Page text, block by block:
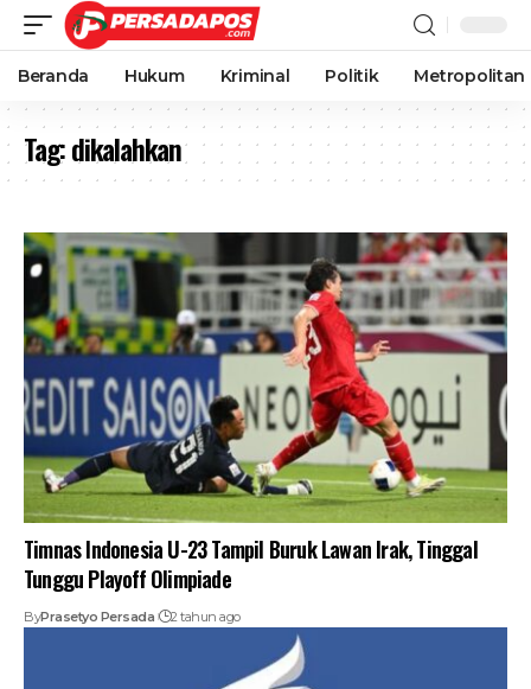
Beranda Hukum Kriminal Politik Metropolitan
Tag:dikalahkan
Timnas Indonesia U-23 Tampil Buruk Lawan Irak, Tinggal
Tunggu Playoff Olimpiade
ByPrasetyo Persada 2 tahun ago